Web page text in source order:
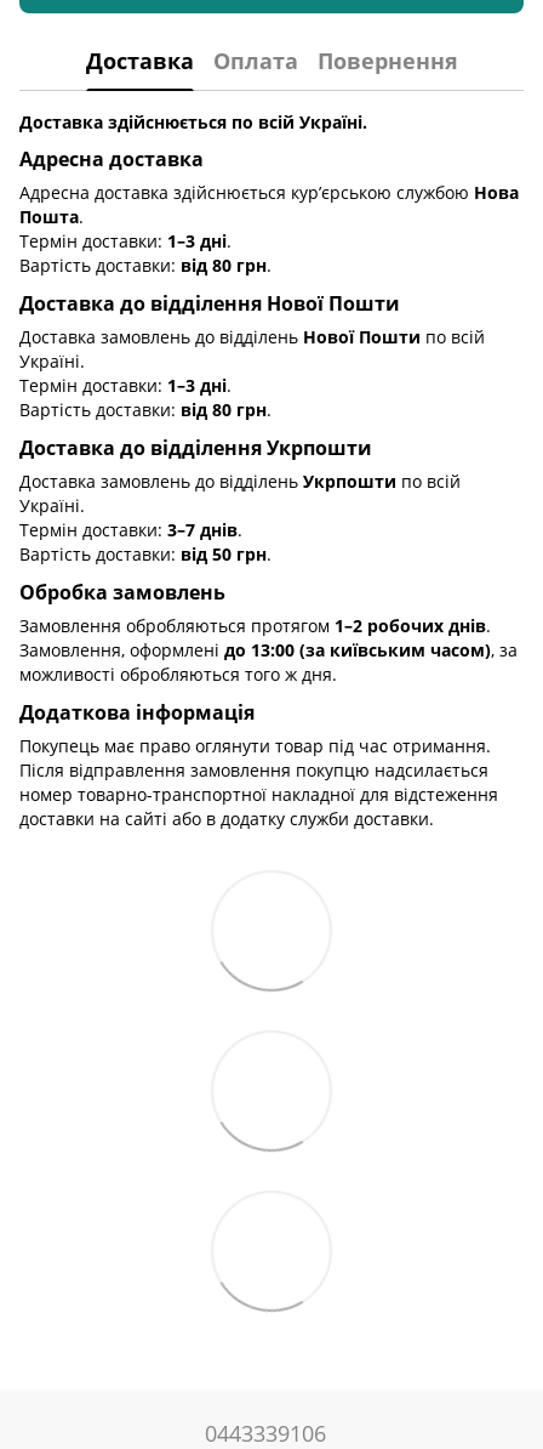
Доставка Оплата Повернення
Доставка здійснюється по всій Україні.
Адресна доставка
Адресна доставка здійснюється кур’єрською службою Нова
Пошта.
Термін доставки: 1–3 дні.
Вартість доставки: від 80 грн.
Доставка до відділення Нової Пошти
Доставка замовлень до відділень Нової Пошти по всій
Україні.
Термін доставки: 1–3 дні.
Вартість доставки: від 80 грн.
Доставка до відділення Укрпошти
Доставка замовлень до відділень Укрпошти по всій
Україні.
Термін доставки: 3–7 днів.
Вартість доставки: від 50 грн.
Обробка замовлень
Замовлення обробляються протягом 1–2 робочих днів.
Замовлення, оформлені до 13:00 (за київським часом), за
можливості обробляються того ж дня.
Додаткова інформація
Покупець має право оглянути товар під час отримання.
Після відправлення замовлення покупцю надсилається
номер товарно-транспортної накладної для відстеження
доставки на сайті або в додатку служби доставки.
0443339106